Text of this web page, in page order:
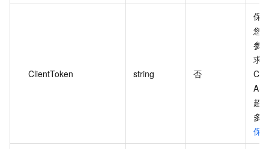
ClientToken string 否
保
您
参
求
超
多
保